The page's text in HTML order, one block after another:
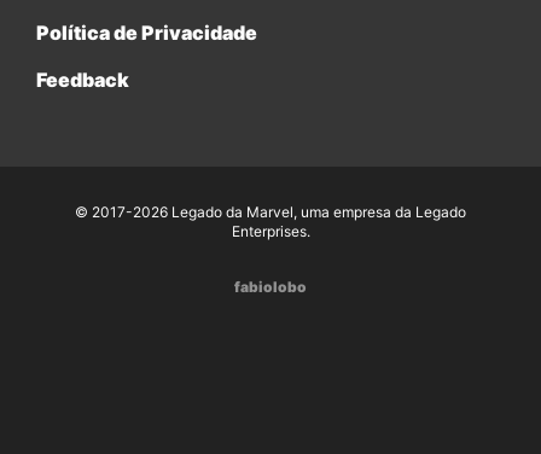
Política de Privacidade
Feedback
© 2017-2026 Legado da Marvel, uma empresa da Legado
Enterprises.
fabiolobo